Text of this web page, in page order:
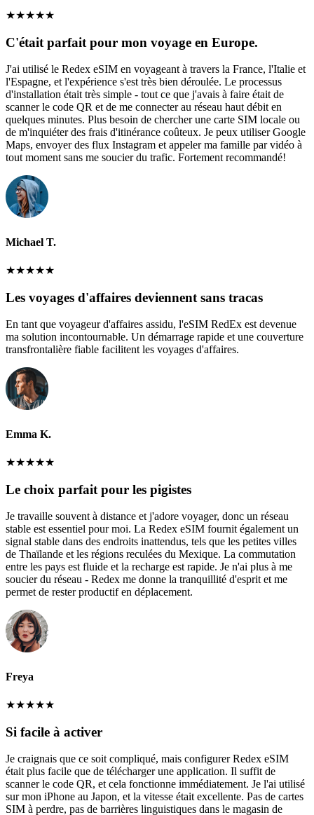
★★★★★
C'était parfait pour mon voyage en Europe.
J'ai utilisé le Redex eSIM en voyageant à travers la France, l'Italie et
l'Espagne, et l'expérience s'est très bien déroulée. Le processus
d'installation était très simple - tout ce que j'avais à faire était de
scanner le code QR et de me connecter au réseau haut débit en
quelques minutes. Plus besoin de chercher une carte SIM locale ou
de m'inquiéter des frais d'itinérance coûteux. Je peux utiliser Google
Maps, envoyer des flux Instagram et appeler ma famille par vidéo à
tout moment sans me soucier du trafic. Fortement recommandé!
Michael T.
★★★★★
Les voyages d'affaires deviennent sans tracas
En tant que voyageur d'affaires assidu, l'eSIM RedEx est devenue
ma solution incontournable. Un démarrage rapide et une couverture
transfrontalière fiable facilitent les voyages d'affaires.
Emma K.
★★★★★
Le choix parfait pour les pigistes
Je travaille souvent à distance et j'adore voyager, donc un réseau
stable est essentiel pour moi. La Redex eSIM fournit également un
signal stable dans des endroits inattendus, tels que les petites villes
de Thaïlande et les régions reculées du Mexique. La commutation
entre les pays est fluide et la recharge est rapide. Je n'ai plus à me
soucier du réseau - Redex me donne la tranquillité d'esprit et me
permet de rester productif en déplacement.
Freya
★★★★★
Si facile à activer
Je craignais que ce soit compliqué, mais configurer Redex eSIM
était plus facile que de télécharger une application. Il suffit de
scanner le code QR, et cela fonctionne immédiatement. Je l'ai utilisé
sur mon iPhone au Japon, et la vitesse était excellente. Pas de cartes
SIM à perdre, pas de barrières linguistiques dans le magasin de